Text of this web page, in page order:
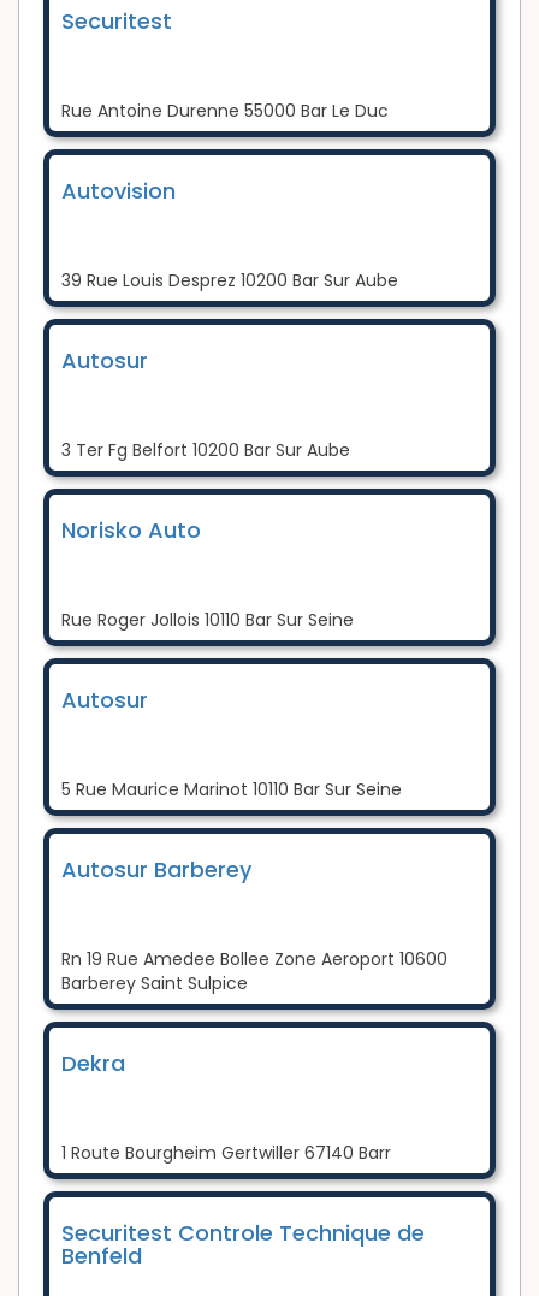
Securitest
Rue Antoine Durenne 55000 Bar Le Duc
Autovision
39 Rue Louis Desprez 10200 Bar Sur Aube
Autosur
3 Ter Fg Belfort 10200 Bar Sur Aube
Norisko Auto
Rue Roger Jollois 10110 Bar Sur Seine
Autosur
5 Rue Maurice Marinot 10110 Bar Sur Seine
Autosur Barberey
Rn 19 Rue Amedee Bollee Zone Aeroport 10600
Barberey Saint Sulpice
Dekra
1 Route Bourgheim Gertwiller 67140 Barr
Securitest Controle Technique de
Benfeld